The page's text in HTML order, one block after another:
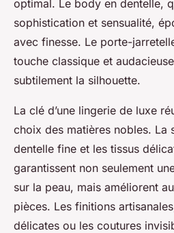
optimal. Le body en dentelle,
sophistication et sensualité,
avec finesse. Le porte-
touche classique et
subtilement la silhouette.
La clé d’une lingerie de luxe
choix des matières nobles. La
dentelle fine et les tissus
garantissent non seulement
sur la peau, mais améliorent
pièces. Les finitions
délicates ou les coutures